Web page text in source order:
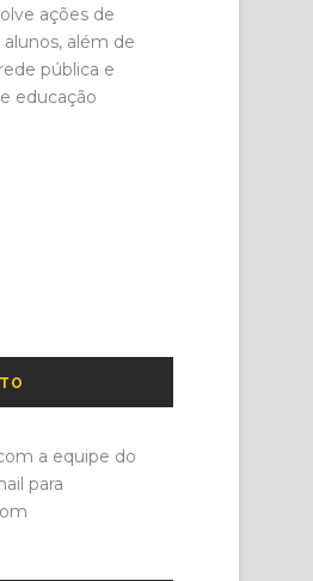
ações de
além de
pública e
educação
a equipe do
para